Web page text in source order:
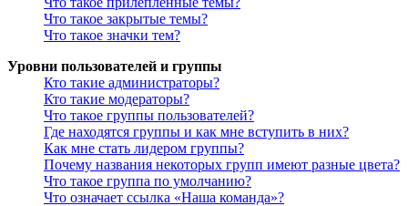
Что такое закрытые темы?
Что такое значки тем?
Уровни пользователей и группы
Кто такие администраторы?
Кто такие модераторы?
Что такое группы пользователей?
Где находятся группы и как мне вступить в них?
Как мне стать лидером группы?
Почему названия некоторых групп имеют разные цвета?
Что такое группа по умолчанию?
Что означает ссылка «Наша команда»?